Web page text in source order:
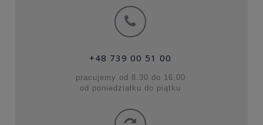
+48 739 00 51 00
pracujemy od 8.30 do 16.00
od poniedziałku do piątku